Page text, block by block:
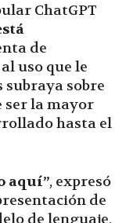
ChatGPT
de
uso que le
sobre
ser la mayor
hasta el
aquí”, expresó
de
de lenguaje,